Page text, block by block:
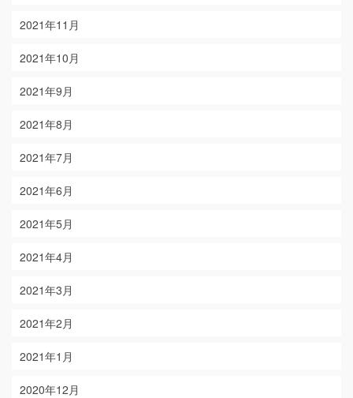
2021年11月
2021年10月
2021年9月
2021年8月
2021年7月
2021年6月
2021年5月
2021年4月
2021年3月
2021年2月
2021年1月
2020年12月